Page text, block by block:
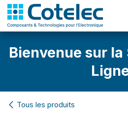
Bienvenue sur
Tous les produits